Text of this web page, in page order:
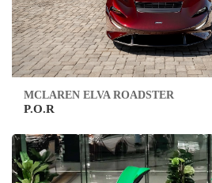
MCLAREN ELVA ROADSTER
P.O.R